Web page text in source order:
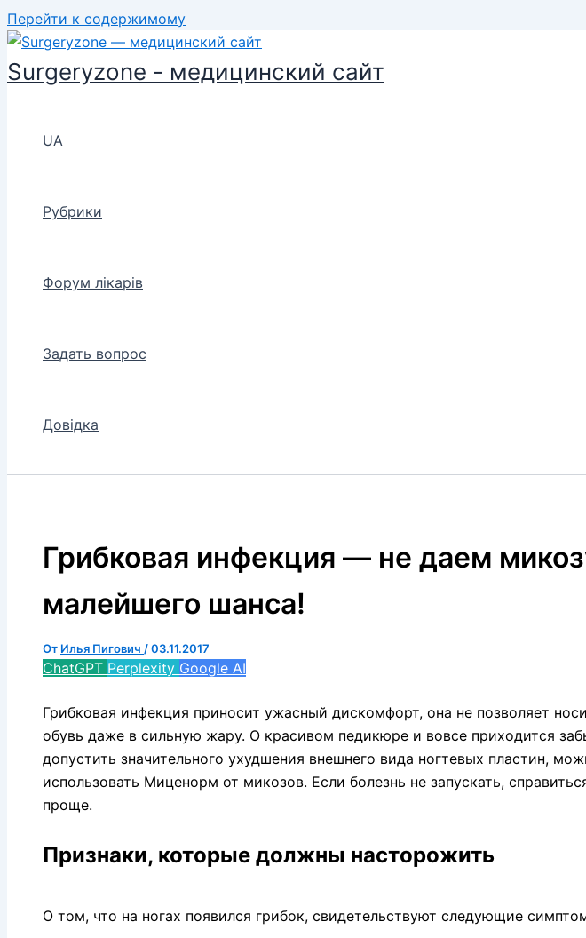
Перейти к содержимому
Surgeryzone - медицинский сайт
UA
Рубрики
Форум лікарів
Задать вопрос
Довідка
Грибковая инфекция — не даем
малейшего шанса!
От Илья Пигович /03.11.2017
ChatGPT Perplexity Google AI
Грибковая инфекция приносит ужасный дискомфорт, она не позволяет
обувь даже в сильную жару. О красивом педикюре и вовсе приходится
допустить значительного ухудшения внешнего вида ногтевых пластин,
использовать Миценорм от микозов. Если болезнь не запускать,
проще.
Признаки, которые должны насторожить
О том, что на ногах появился грибок, свидетельствуют следующие